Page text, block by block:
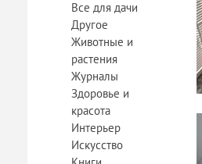
Все для дачи
Другое
Животные и
растения
Журналы
Здоровье и
красота
Интерьер
Искусство